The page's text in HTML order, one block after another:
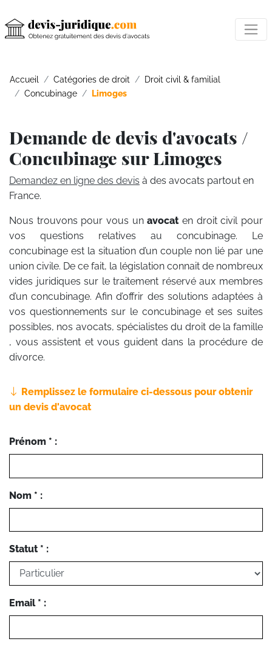
Accueil Catégories de droit
Droit civil & familial
Concubinage
Limoges
Demande de devis d'avocats /
Concubinage sur Limoges
Demandez en ligne des devis à des avocats partout en
France.
Nous trouvons pour vous unavocaten droit civil pour
vos questions relatives au concubinage. Le
concubinage est la situation d’un couple non lié par une
union civile. De ce fait, la législation connait de nombreux
vides juridiques sur le traitement réservé aux membres
d’un concubinage. Afin d’offrir des solutions adaptées à
vos questionnements sur le concubinage et ses suites
possibles, nos avocats, spécialistes du droit de la famille
, vous assistent et vous guident dans la procédure de
divorce.
Remplissez le formulaire ci-dessous pour obtenir
un devis d'avocat
Prénom * :
Nom * :
Statut * :
Email * :